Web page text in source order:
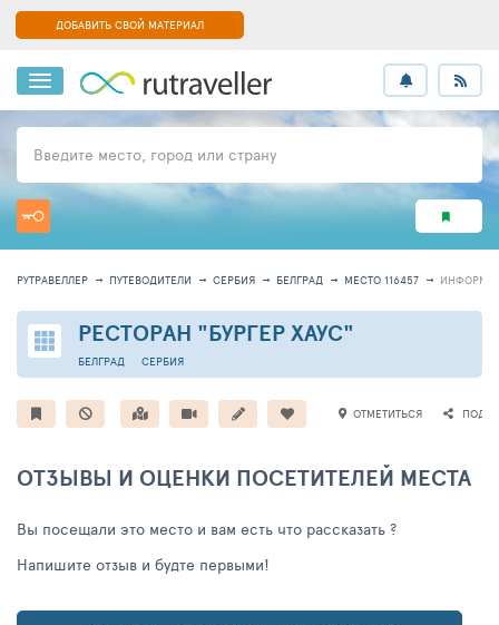
ДОБАВИТЬ СВОЙ МАТЕРИАЛ
Введите место, город или страну
РУТРАВЕЛЛЕР ПУТЕВОДИТЕЛИ СЕРБИЯ БЕЛГРАД МЕСТО 116457
РЕСТОРАН "БУРГЕР ХАУС"
СЕРБИЯ
БЕЛГРАД
ОТМЕТИТЬСЯ
ОТЗЫВЫ И ОЦЕНКИ ПОСЕТИТЕЛЕЙ МЕСТА
Вы посещали это место и вам есть что рассказать ?
Напишите отзыв и будте первыми!